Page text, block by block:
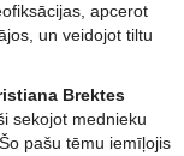
apcerot
un veidojot tiltu
Brektes
sekojot mednieku
pašu tēmu iemīļojis